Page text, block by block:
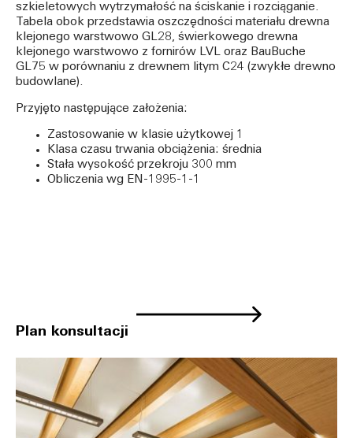
szkieletowych wytrzymałość na ściskanie i rozciąganie.
Tabela obok przedstawia oszczędności materiału drewna
klejonego warstwowo GL28, świerkowego drewna
klejonego warstwowo z fornirów LVL oraz BauBuche
GL75 w porównaniu z drewnem litym C24 (zwykłe drewno
budowlane).
Przyjęto następujące założenia:
Zastosowanie w klasie użytkowej 1
Klasa czasu trwania obciążenia: średnia
Stała wysokość przekroju 300 mm
Obliczenia wg EN-1995-1-1
Plan konsultacji